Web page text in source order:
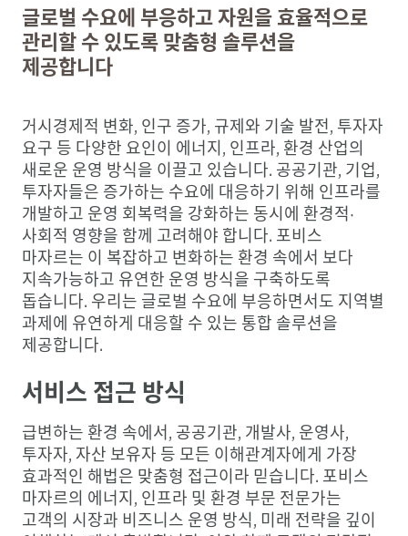
글로벌 수요에 부응하고 자원을 효율적으로
관리할 수 있도록 맞춤형 솔루션을
제공합니다
거시경제적 변화, 인구 증가, 규제와 기술 발전, 투자자
요구 등 다양한 요인이 에너지, 인프라, 환경 산업의
새로운 운영 방식을 이끌고 있습니다. 공공기관, 기업,
투자자들은 증가하는 수요에 대응하기 위해 인프라를
개발하고 운영 회복력을 강화하는 동시에 환경적·
사회적 영향을 함께 고려해야 합니다. 포비스
마자르는 이 복잡하고 변화하는 환경 속에서 보다
지속가능하고 유연한 운영 방식을 구축하도록
돕습니다. 우리는 글로벌 수요에 부응하면서도 지역별
과제에 유연하게 대응할 수 있는 통합 솔루션을
제공합니다.
서비스 접근 방식
급변하는 환경 속에서, 공공기관, 개발사, 운영사,
투자자, 자산 보유자 등 모든 이해관계자에게 가장
효과적인 해법은 맞춤형 접근이라 믿습니다. 포비스
마자르의 에너지, 인프라 및 환경 부문 전문가는
고객의 시장과 비즈니스 운영 방식, 미래 전략을 깊이